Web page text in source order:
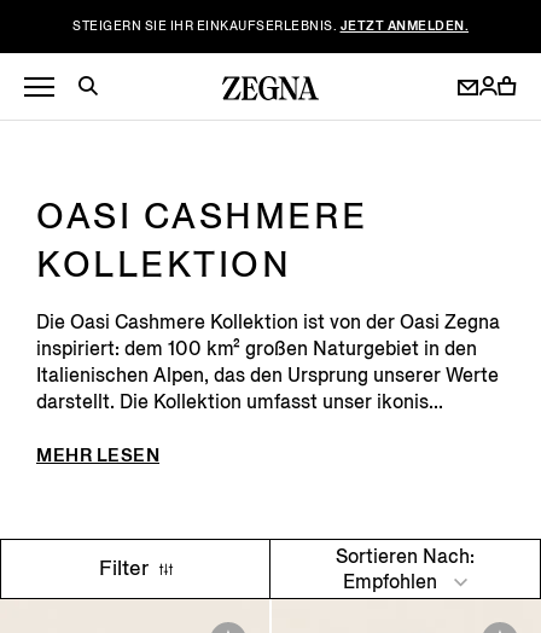
STEIGERN SIE IHR EINKAUFSERLEBNIS. JETZT ANMELDEN.
OASI CASHMERE
KOLLEKTION
Die Oasi Cashmere Kollektion ist von der Oasi Zegna
inspiriert: dem 100 km² großen Naturgebiet in den
Italienischen Alpen, das den Ursprung unserer Werte
darstellt. Die Kollektion umfasst unser ikonis...
MEHR LESEN
Filter
Sortieren Nach:
Empfohlen